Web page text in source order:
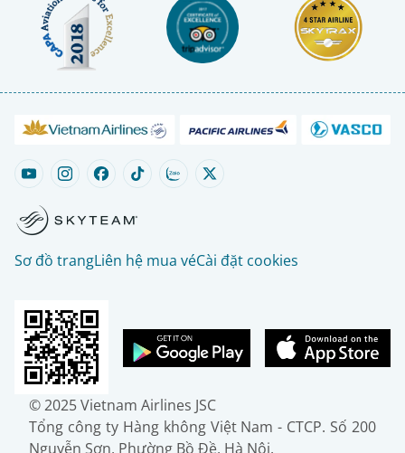
Sơ đồ trangLiên hệ mua véCài đặt cookies
© 2025 Vietnam Airlines JSC
Tổng công ty Hàng không Việt Nam - CTCP. Số 200
Nguyễn Sơn, Phường Bồ Đề, Hà Nội.